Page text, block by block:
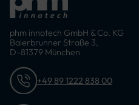
phm innotech GmbH & Co. KG
Baierbrunner Straße 3,
D-81379 München
+49 89 1222 838 00